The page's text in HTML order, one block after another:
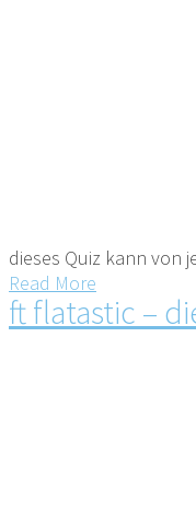
dieses Quiz kann von
Read More
ft flatastic –